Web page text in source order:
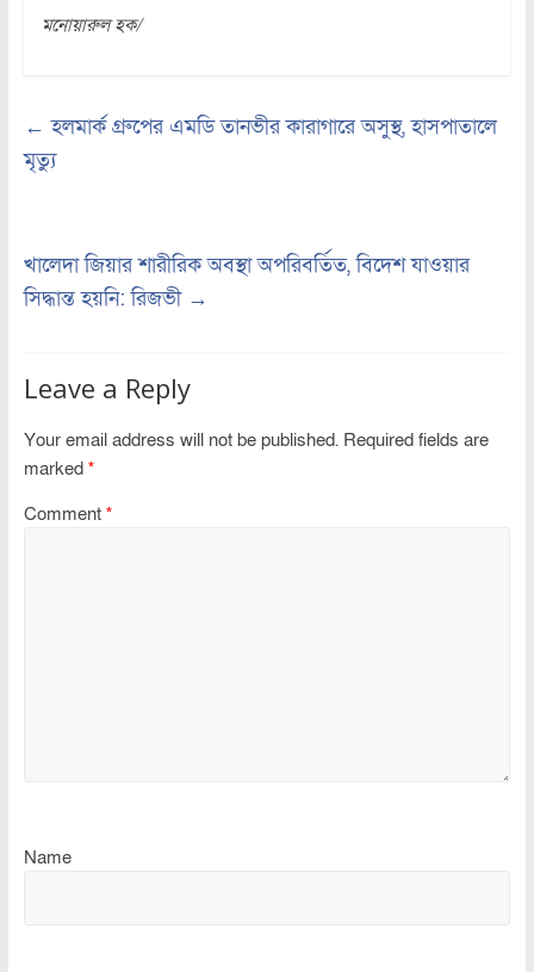
মনোয়ারুল হক/
← হলমার্ক গ্রুপের এমডি তানভীর কারাগারে অসুস্থ, হাসপাতালে
মৃত্যু
খালেদা জিয়ার শারীরিক অবস্থা অপরিবর্তিত, বিদেশ যাওয়ার
সিদ্ধান্ত হয়নি: রিজভী →
Leave a Reply
Your email address will not be published. Required fields are
marked *
Comment *
Name